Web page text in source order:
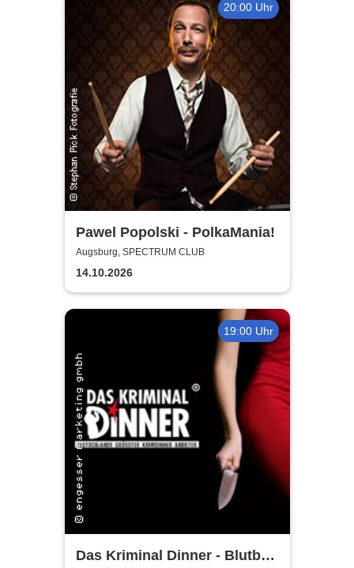
20:00 Uhr
Pawel Popolski - PolkaMania!
Augsburg, SPECTRUM CLUB
14.10.2026
19:00 Uhr
Das Kriminal Dinner - Blutbad